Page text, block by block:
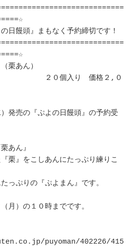
日饅頭』まもなく予約締切です！
（栗あん）
り　価格２,０
発売の『ぷよの日饅頭』の予約受
あん』
栗』をこしあんにたっぷり練りこ
っぷりの『ぷよまん』です。
月）の１０時までです。
puyoman/402226/415